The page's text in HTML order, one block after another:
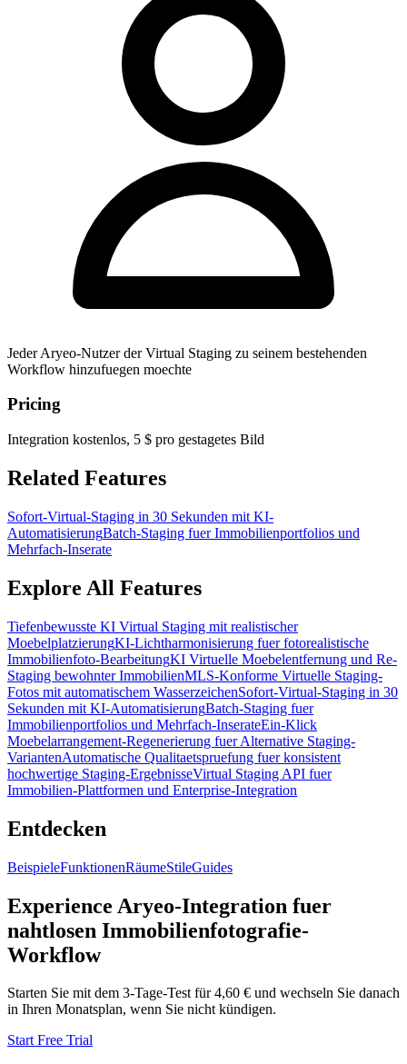
Jeder Aryeo-Nutzer der Virtual Staging zu seinem bestehenden
Workflow hinzufuegen moechte
Pricing
Integration kostenlos, 5 $ pro gestagetes Bild
Related Features
Sofort-Virtual-Staging in 30 Sekunden mit KI-
AutomatisierungBatch-Staging fuer Immobilienportfolios und
Mehrfach-Inserate
Explore All Features
Tiefenbewusste KI Virtual Staging mit realistischer
MoebelplatzierungKI-Lichtharmonisierung fuer fotorealistische
Immobilienfoto-BearbeitungKI Virtuelle Moebelentfernung und Re-
Staging bewohnter ImmobilienMLS-Konforme Virtuelle Staging-
Fotos mit automatischem WasserzeichenSofort-Virtual-Staging in 30
Sekunden mit KI-AutomatisierungBatch-Staging fuer
Immobilienportfolios und Mehrfach-InserateEin-Klick
Moebelarrangement-Regenerierung fuer Alternative Staging-
VariantenAutomatische Qualitaetspruefung fuer konsistent
hochwertige Staging-ErgebnisseVirtual Staging API fuer
Immobilien-Plattformen und Enterprise-Integration
Entdecken
BeispieleFunktionenRäumeStileGuides
Experience Aryeo-Integration fuer
nahtlosen Immobilienfotografie-
Workflow
Starten Sie mit dem 3-Tage-Test für 4,60 € und wechseln Sie danach
in Ihren Monatsplan, wenn Sie nicht kündigen.
Start Free Trial